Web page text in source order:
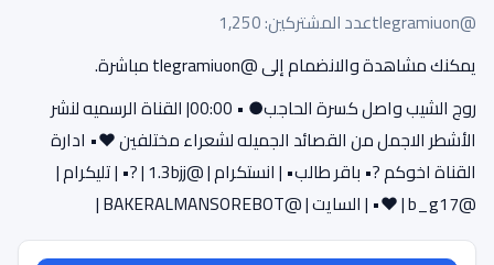
@tlegramiuon
عدد المشتركين: 1,250
يمكنك مشاهدة والانضمام إلى @tlegramiuon مباشرة.
روج الشيب واصل كسرة الحاجب● • 00:00| القناة الرسميه لنشر
الأشطر الاجمل من القصائد الجميله لشعراء مختلفين ❤• ادارة
القناة اخوكم ?• باقر طالب• | انستكرام | @1.3bjj | ?• | تليكرام |
@b_g17 | ❤• | السايت | @BAKERALMANSOREBOT |